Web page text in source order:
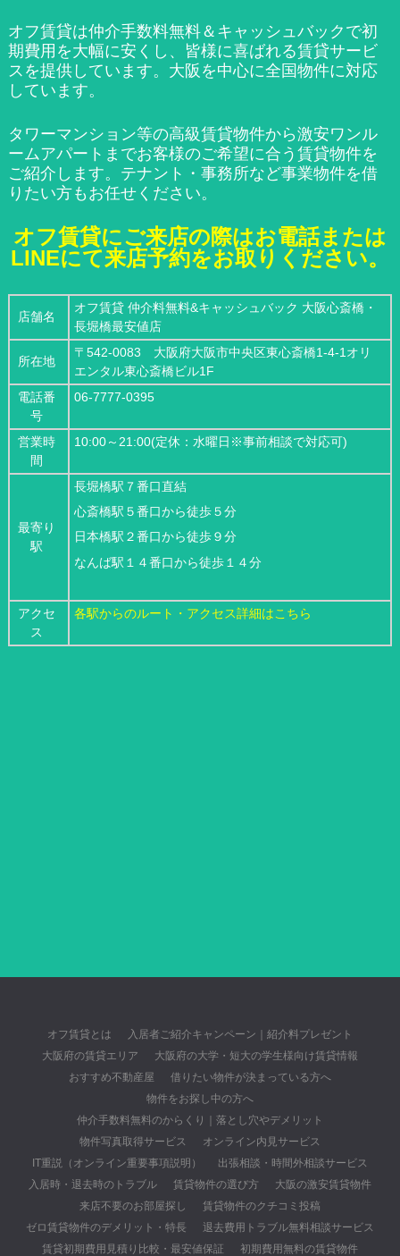
オフ賃貸は仲介手数料無料＆キャッシュバックで初
期費用を大幅に安くし、皆様に喜ばれる賃貸サービ
スを提供しています。大阪を中心に全国物件に対応
しています。
タワーマンション等の高級賃貸物件から激安ワンル
ームアパートまでお客様のご希望に合う賃貸物件を
ご紹介します。テナント・事務所など事業物件を借
りたい方もお任せください。
オフ賃貸にご来店の際はお電話または
LINEにて来店予約をお取りください。
店舗名
オフ賃貸 仲介料無料&キャッシュバック 大阪心斎橋・
長堀橋最安値店
所在地
〒542-0083 大阪府大阪市中央区東心斎橋1-4-1オリ
エンタル東心斎橋ビル1F
電話番
号
06-7777-0395
営業時
間
10:00～21:00(定休：水曜日※事前相談で対応可)
最寄り
駅
長堀橋駅７番口直結
心斎橋駅５番口から徒歩５分
日本橋駅２番口から徒歩９分
なんば駅１４番口から徒歩１４分
アクセ
ス
各駅からのルート・アクセス詳細はこちら
オフ賃貸とは
入居者ご紹介キャンペーン｜紹介料プレゼント
大阪府の賃貸エリア
大阪府の大学・短大の学生様向け賃貸情報
おすすめ不動産屋
借りたい物件が決まっている方へ
物件をお探し中の方へ
仲介手数料無料のからくり｜落とし穴やデメリット
物件写真取得サービス
オンライン内見サービス
IT重説（オンライン重要事項説明）
出張相談・時間外相談サービス
入居時・退去時のトラブル
賃貸物件の選び方
大阪の激安賃貸物件
来店不要のお部屋探し
賃貸物件のクチコミ投稿
ゼロ賃貸物件のデメリット・特長
退去費用トラブル無料相談サービス
賃貸初期費用見積り比較・最安値保証
初期費用無料の賃貸物件